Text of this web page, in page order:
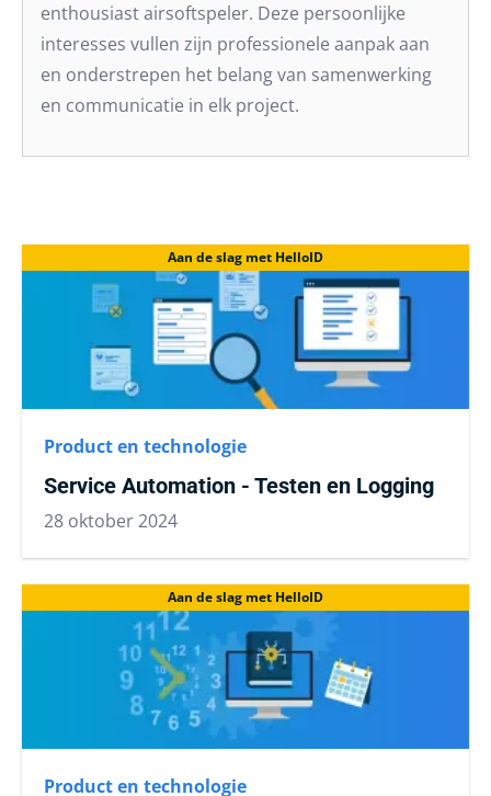
enthousiast airsoftspeler. Deze persoonlijke
interesses vullen zijn professionele aanpak aan
en onderstrepen het belang van samenwerking
en communicatie in elk project.
Aan de slag met HelloID
Product en technologie
Service Automation - Testen en Logging
28 oktober 2024
Aan de slag met HelloID
Product en technologie